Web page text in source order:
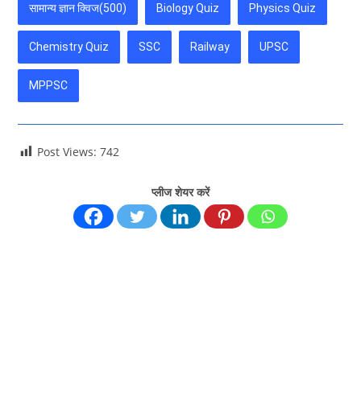
सामान्य ज्ञान क्विज(500) Biology Quiz Physics Quiz
Chemistry Quiz SSC Railway UPSC
MPPSC
Post Views: 742
प्लीज शेयर करें